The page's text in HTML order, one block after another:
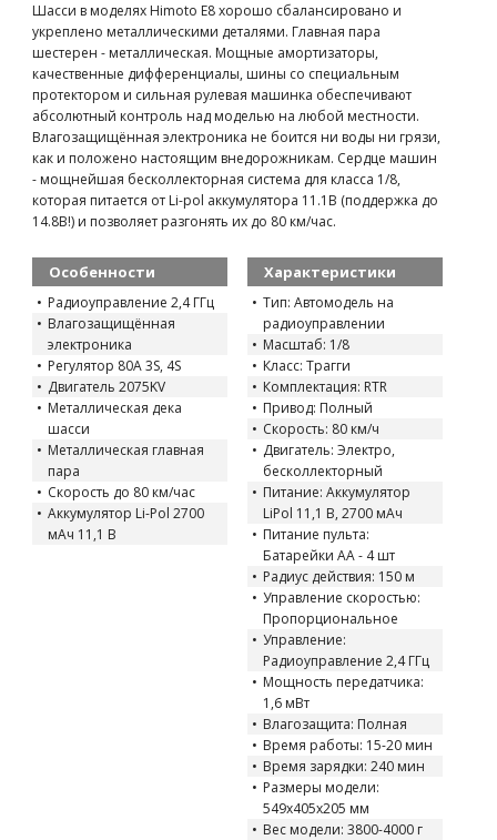
Шасси в моделях Himoto E8 хорошо сбалансировано и
укреплено металлическими деталями. Главная пара
шестерен - металлическая. Мощные амортизаторы,
качественные дифференциалы, шины со специальным
протектором и сильная рулевая машинка обеспечивают
абсолютный контроль над моделью на любой местности.
Влагозащищённая электроника не боится ни воды ни грязи,
как и положено настоящим внедорожникам. Сердце машин
- мощнейшая бесколлекторная система для класса 1/8,
которая питается от Li-pol аккумулятора 11.1В (поддержка до
14.8В!) и позволяет разгонять их до 80 км/час.
Особенности
Радиоуправление 2,4 ГГц
Влагозащищённая
электроника
Регулятор 80А 3S, 4S
Двигатель 2075KV
Металлическая дека
шасси
Металлическая главная
пара
Скорость до 80 км/час
Аккумулятор Li-Pol 2700
мАч 11,1 В
Характеристики
Тип: Автомодель на
радиоуправлении
Масштаб: 1/8
Класс: Трагги
Комплектация: RTR
Привод: Полный
Скорость: 80 км/ч
Двигатель: Электро,
бесколлекторный
Питание: Аккумулятор
LiPol 11,1 В, 2700 мАч
Питание пульта:
Батарейки AA - 4 шт
Радиус действия: 150 м
Управление скоростью:
Пропорциональное
Управление:
Радиоуправление 2,4 ГГц
Мощность передатчика:
1,6 мВт
Влагозащита: Полная
Время работы: 15-20 мин
Время зарядки: 240 мин
Размеры модели:
549x405x205 мм
Вес модели: 3800-4000 г